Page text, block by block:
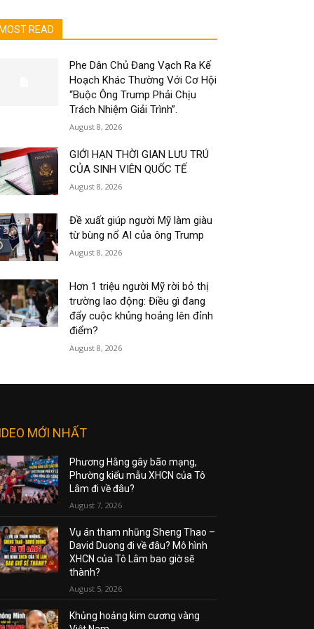
MOST READ
Phe Dân Chủ Đang Vạch Ra Kế
Hoạch Khác Thường Với Cơ Hội
“Buộc Ông Trump Phải Chịu
Trách Nhiệm Giải Trình”.
August 8, 2026
GIỚI HẠN THỜI GIAN LƯU TRÚ
CỦA SINH VIÊN QUỐC TẾ
August 8, 2026
Đề xuất giúp người Mỹ làm giàu
từ bùng nổ AI của ông Trump
August 8, 2026
Hơn 1 triệu người Mỹ rời bỏ thị
trường lao động: Điều gì đang
đẩy cuộc khủng hoảng lên đỉnh
điểm?
August 8, 2026
MỚI NHẤT
Phương Hằng gây bão mạng,
Phường kiểu mẫu XHCN của Tô
Lâm đi về đâu?
August 7, 2026
Vụ án tham nhũng Sheng Thao –
David Duong đi về đâu? Mô hình
XHCN của Tô Lâm bao giờ sẽ
thành?
August 5, 2026
Khủng hoảng kim cương vàng